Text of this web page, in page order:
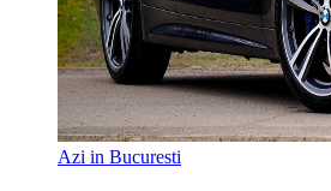
Azi in Bucuresti